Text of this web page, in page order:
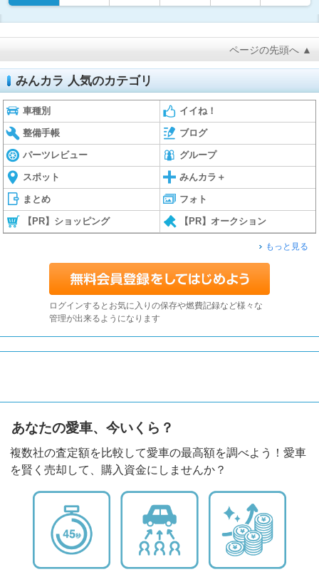
ページの先頭へ ▲
みんカラ 人気のカテゴリ
車種別 イイね！
整備手帳 ブログ
パーツレビュー グループ
スポット みんカラ＋
まとめ フォト
【PR】ショッピング 【PR】オークション
もっと見る
ログインするとお気に入りの保存や燃費記録など様々な
管理が出来るようになります
あなたの愛車、今いくら？
複数社の査定額を比較して愛車の最高額を調べよう！愛車
を賢く売却して、購入資金にしませんか？